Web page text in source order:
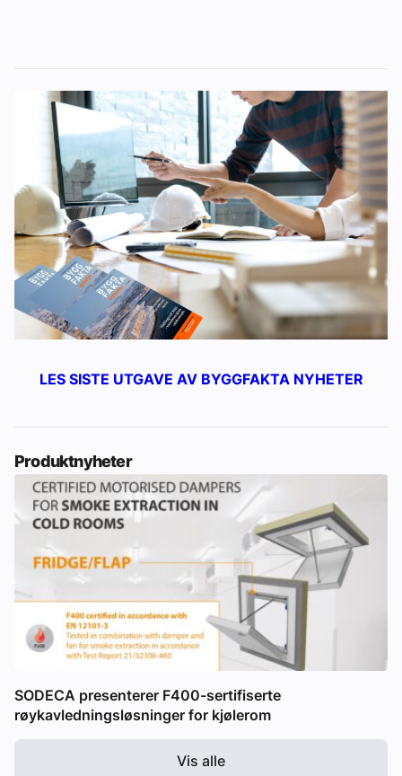
LES SISTE UTGAVE AV BYGGFAKTA NYHETER
Produktnyheter
SODECA presenterer F400-sertifiserte
røykavledningsløsninger for kjølerom
Vis alle